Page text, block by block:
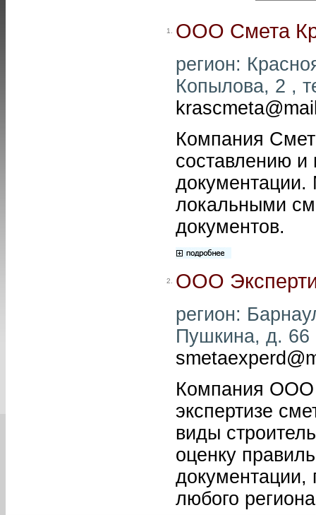
1. ООО Смета
регион:
Копылова, 2 ,
Компания
составлению и
документации.
локальными
документов.
2. ООО
регион:
Пушкина, д. 66
Компания ООО
экспертизе
виды
оценку
документации,
любого